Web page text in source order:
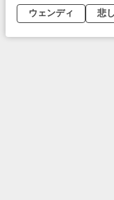
ウェンディ
悲